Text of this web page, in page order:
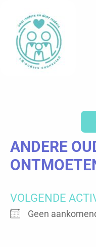
inhoud
ANDERE
VOLGENDE
Geen